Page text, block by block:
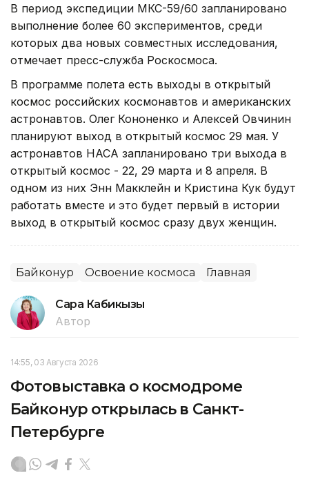
В период экспедиции МКС-59/60 запланировано
выполнение более 60 экспериментов, среди
которых два новых совместных исследования,
отмечает пресс-служба Роскосмоса.
В программе полета есть выходы в открытый
космос российских космонавтов и американских
астронавтов. Олег Кононенко и Алексей Овчинин
планируют выход в открытый космос 29 мая. У
астронавтов НАСА запланировано три выхода в
открытый космос - 22, 29 марта и 8 апреля. В
одном из них Энн Макклейн и Кристина Кук будут
работать вместе и это будет первый в истории
выход в открытый космос сразу двух женщин.
Байконур Освоение космоса Главная
Сара Кабикызы
Автор
14:55, 03 Августа 2026
Фотовыставка о космодроме
Байконур открылась в Санкт-
Петербурге